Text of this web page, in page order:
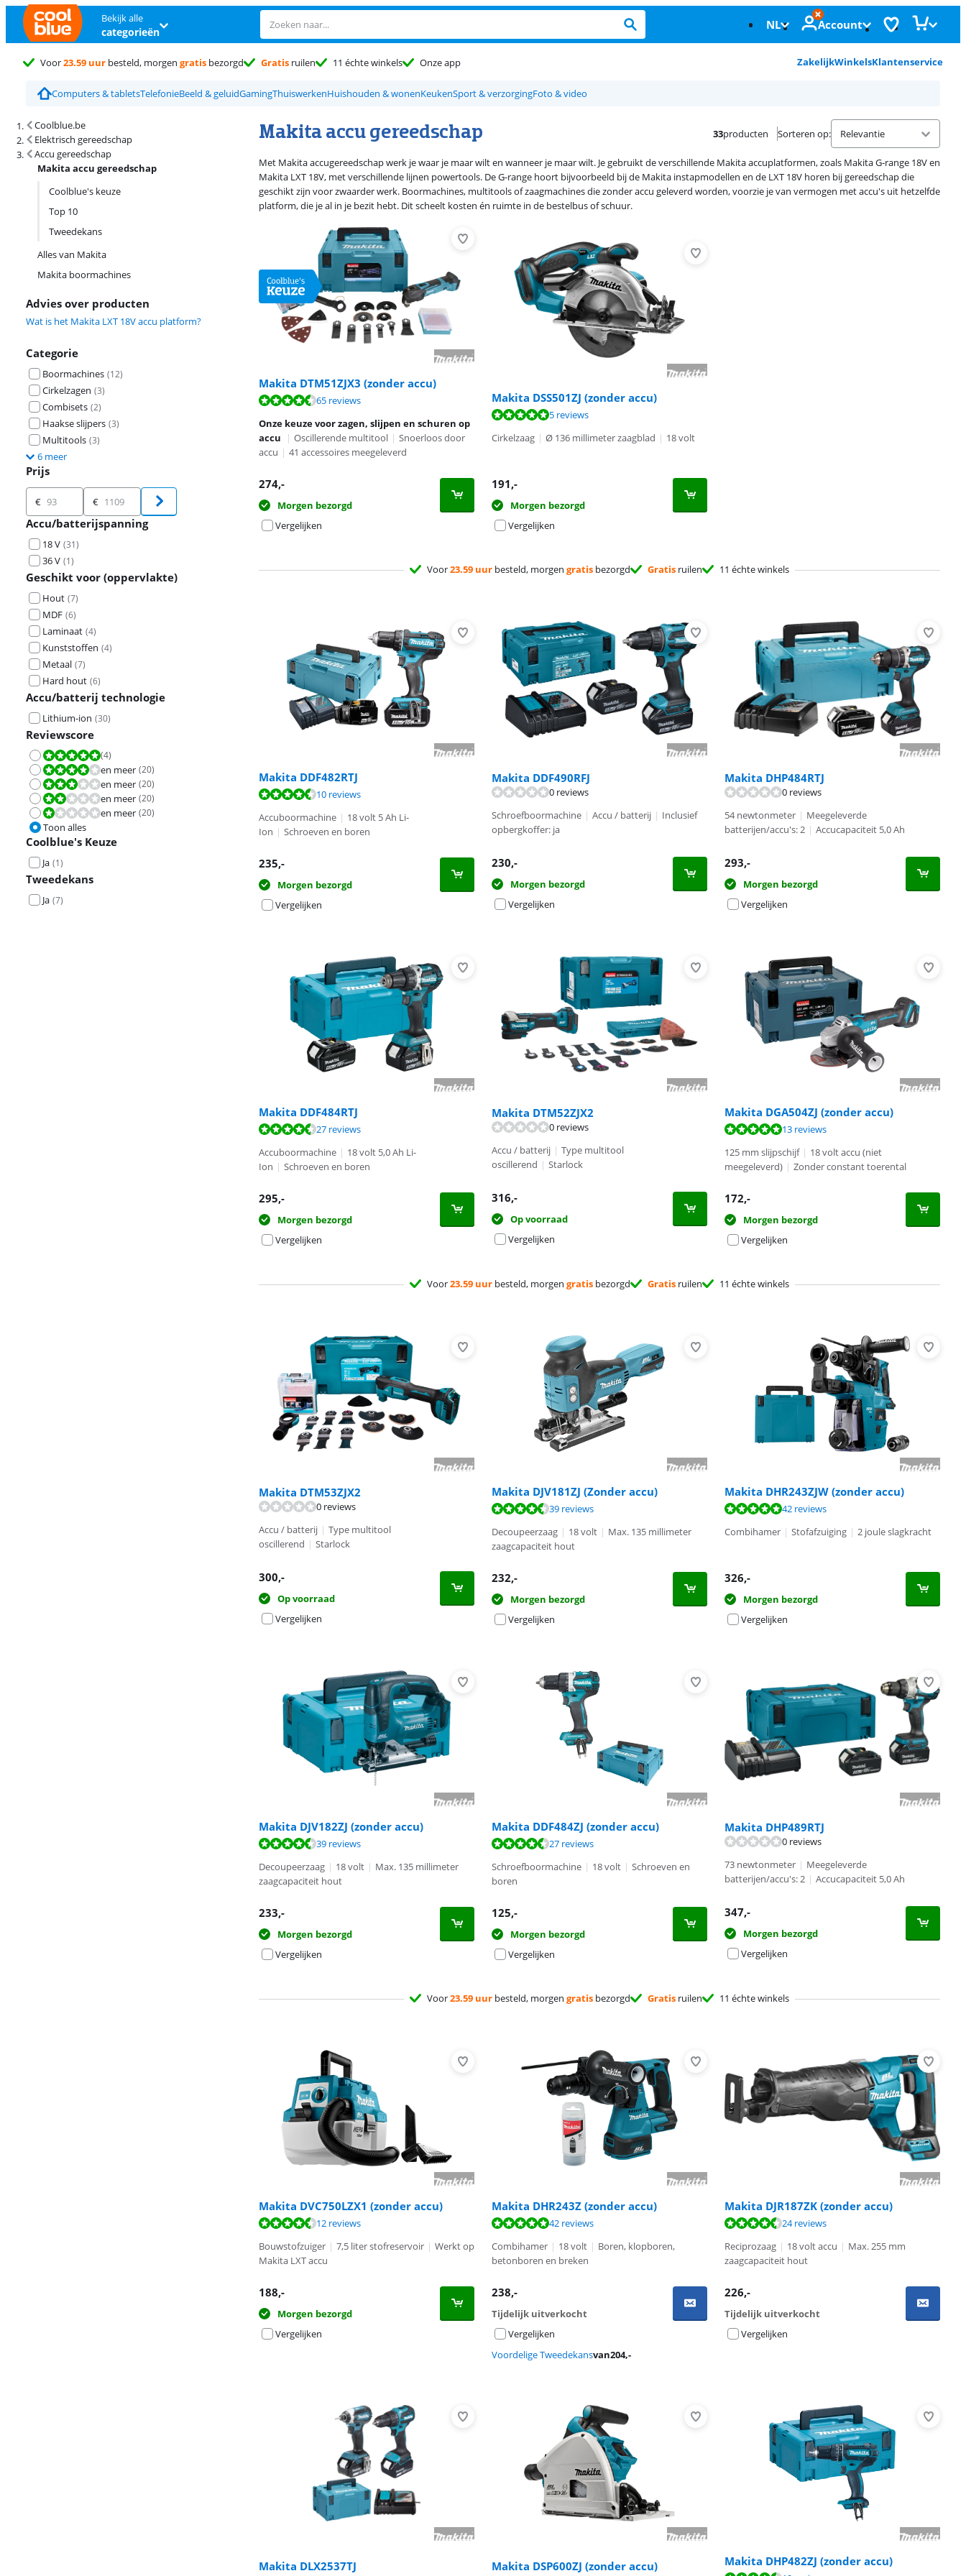
Bekijk alle
categorieën NL Account
Voor23.59 uur besteld, morgen gratis bezorgd Gratis ruilen 11 échte winkels Onze app ZakelijkWinkelsKlantenservice
Computers & tabletsTelefonieBeeld & geluidGamingThuiswerkenHuishouden & wonenKeukenSport & verzorgingFoto & video
Coolblue.be
Elektrisch gereedschap
Accu gereedschap
Makita accu gereedschap
Coolblue's keuze
Top 10
Tweedekans
Alles van Makita
Makita boormachines
Advies over producten
Wat is het Makita LXT 18V accu platform?
Categorie
Boormachines (12)
Cirkelzagen (3)
Combisets (2)
Haakse slijpers (3)
Multitools (3)
6 meer
Prijs
Prijs
€ €
Accu/batterijspanning
18 V (31)
36 V (1)
Geschikt voor (oppervlakte)
Hout (7)
MDF (6)
Laminaat (4)
Kunststoffen (4)
Metaal (7)
Hard hout (6)
Accu/batterij technologie
Lithium-ion (30)
Reviewscore
Beoordeling is 10 van de 10.
(4)
Beoordeling is 8,0 van de 10.
en meer (20)
Beoordeling is 6,0 van de 10.
en meer (20)
Beoordeling is 4,0 van de 10.
en meer (20)
Beoordeling is 2,0 van de 10.
en meer (20)
Toon alles
Coolblue's Keuze
Ja (1)
Tweedekans
Ja (7)
Makita accu gereedschap
Zoekresultaten en sortering
33producten Sorteren op:
Met Makita accugereedschap werk je waar je maar wilt en wanneer je maar wilt. Je gebruikt de verschillende Makita accuplatformen, zoals Makita G-range 18V en
Makita LXT 18V, met verschillende lijnen powertools. De G-range hoort bijvoorbeeld bij de Makita instapmodellen en de LXT 18V horen bij gereedschap die
geschikt zijn voor zwaarder werk. Boormachines, multitools of zaagmachines die zonder accu geleverd worden, voorzie je van vermogen met accu's uit hetzelfde
platform, die je al in je bezit hebt. Dit scheelt kosten én ruimte in de bestelbus of schuur.
Makita DTM51ZJX3 (zonder accu)
Beoordeling is 8,9 van de 10, gebaseerd op 65 reviews.
65 reviews
Onze keuze voor zagen, slijpen en schuren op
accu
| Oscillerende multitool | Snoerloos door
accu | 41 accessoires meegeleverd
274,-
Morgen bezorgd
Vergelijken
Makita DSS501ZJ (zonder accu)
5 reviews
Cirkelzaag | Ø 136 millimeter zaagblad | 18 volt
191,-
Morgen bezorgd
Vergelijken
Voor23.59 uur besteld, morgen gratis bezorgd Gratis ruilen 11 échte winkels
Makita DDF482RTJ
Beoordeling is 9,0 van de 10, gebaseerd op 10 reviews.
10 reviews
Accuboormachine | 18 volt 5 Ah Li-
Ion | Schroeven en boren
235,-
Morgen bezorgd
Vergelijken
Makita DDF490RFJ
0 reviews
Schroefboormachine | Accu / batterij | Inclusief
opbergkoffer: ja
230,-
Morgen bezorgd
Vergelijken
Makita DHP484RTJ
0 reviews
54 newtonmeter | Meegeleverde
batterijen/accu's: 2 | Accucapaciteit 5,0 Ah
293,-
Morgen bezorgd
Vergelijken
Makita DDF484RTJ
Beoordeling is 9,1 van de 10, gebaseerd op 27 reviews.
27 reviews
Accuboormachine | 18 volt 5,0 Ah Li-
Ion | Schroeven en boren
295,-
Morgen bezorgd
Vergelijken
Makita DTM52ZJX2
0 reviews
Accu / batterij | Type multitool
oscillerend | Starlock
316,-
Op voorraad
Vergelijken
Makita DGA504ZJ (zonder accu)
Beoordeling is 9,5 van de 10, gebaseerd op 13 reviews.
13 reviews
125 mm slijpschijf | 18 volt accu (niet
meegeleverd) | Zonder constant toerental
172,-
Morgen bezorgd
Vergelijken
Voor23.59 uur besteld, morgen gratis bezorgd Gratis ruilen 11 échte winkels
Makita DTM53ZJX2
0 reviews
Accu / batterij | Type multitool
oscillerend | Starlock
300,-
Op voorraad
Vergelijken
Makita DJV181ZJ (Zonder accu)
Beoordeling is 9,4 van de 10, gebaseerd op 39 reviews.
39 reviews
Decoupeerzaag | 18 volt | Max. 135 millimeter
zaagcapaciteit hout
232,-
Morgen bezorgd
Vergelijken
Makita DHR243ZJW (zonder accu)
Beoordeling is 9,5 van de 10, gebaseerd op 42 reviews.
42 reviews
Combihamer | Stofafzuiging | 2 joule slagkracht
326,-
Morgen bezorgd
Vergelijken
Makita DJV182ZJ (zonder accu)
Beoordeling is 9,4 van de 10, gebaseerd op 39 reviews.
39 reviews
Decoupeerzaag | 18 volt | Max. 135 millimeter
zaagcapaciteit hout
233,-
Morgen bezorgd
Vergelijken
Makita DDF484ZJ (zonder accu)
Beoordeling is 9,1 van de 10, gebaseerd op 27 reviews.
27 reviews
Schroefboormachine | 18 volt | Schroeven en
boren
125,-
Morgen bezorgd
Vergelijken
Makita DHP489RTJ
0 reviews
73 newtonmeter | Meegeleverde
batterijen/accu's: 2 | Accucapaciteit 5,0 Ah
347,-
Morgen bezorgd
Vergelijken
Voor23.59 uur besteld, morgen gratis bezorgd Gratis ruilen 11 échte winkels
Makita DVC750LZX1 (zonder accu)
Beoordeling is 8,6 van de 10, gebaseerd op 12 reviews.
12 reviews
Bouwstofzuiger | 7,5 liter stofreservoir | Werkt op
Makita LXT accu
188,-
Morgen bezorgd
Vergelijken
Makita DHR243Z (zonder accu)
Beoordeling is 9,5 van de 10, gebaseerd op 42 reviews.
42 reviews
Combihamer | 18 volt | Boren, klopboren,
betonboren en breken
238,-
Tijdelijk uitverkocht
Vergelijken
Voordelige Tweedekansvan204,-
Makita DJR187ZK (zonder accu)
Beoordeling is 9,0 van de 10, gebaseerd op 24 reviews.
24 reviews
Reciprozaag | 18 volt accu | Max. 255 mm
zaagcapaciteit hout
226,-
Tijdelijk uitverkocht
Vergelijken
Makita DLX2537TJ Makita DSP600ZJ (zonder accu) Makita DHP482ZJ (zonder accu)